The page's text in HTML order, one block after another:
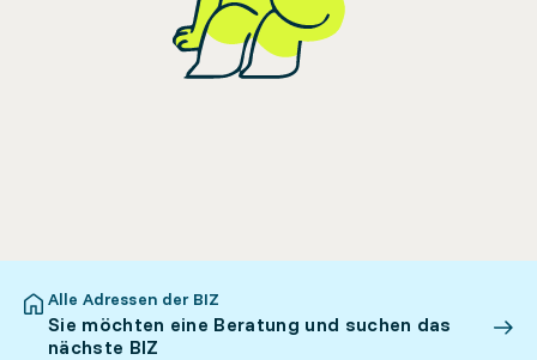
Alle Adressen der BIZ
Sie möchten eine Beratung und suchen das
nächste BIZ